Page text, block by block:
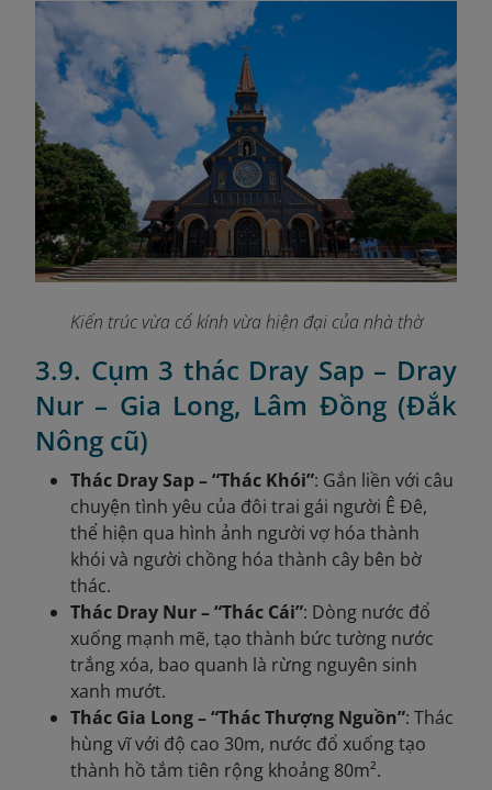
Kiến trúc vừa cổ kính vừa hiện đại của nhà thờ
3.9. Cụm 3 thác Dray Sap – Dray
Nur – Gia Long, Lâm Đồng (Đắk
Nông cũ)
Thác Dray Sap – “Thác Khói”: Gắn liền với câu
chuyện tình yêu của đôi trai gái người Ê Đê,
thể hiện qua hình ảnh người vợ hóa thành
khói và người chồng hóa thành cây bên bờ
thác.
Thác Dray Nur – “Thác Cái”: Dòng nước đổ
xuống mạnh mẽ, tạo thành bức tường nước
trắng xóa, bao quanh là rừng nguyên sinh
xanh mướt.
Thác Gia Long – “Thác Thượng Nguồn”: Thác
hùng vĩ với độ cao 30m, nước đổ xuống tạo
thành hồ tắm tiên rộng khoảng 80m².